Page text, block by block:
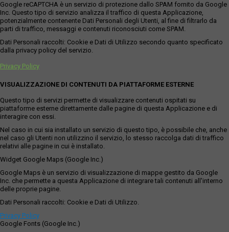
Google reCAPTCHA è un servizio di protezione dallo SPAM fornito da Google
Inc. Questo tipo di servizio analizza il traffico di questa Applicazione,
potenzialmente contenente Dati Personali degli Utenti, al fine di filtrarlo da
parti di traffico, messaggi e contenuti riconosciuti come SPAM.
Dati Personali raccolti: Cookie e Dati di Utilizzo secondo quanto specificato
dalla privacy policy del servizio.
Privacy Policy
VISUALIZZAZIONE DI CONTENUTI DA PIATTAFORME ESTERNE
Questo tipo di servizi permette di visualizzare contenuti ospitati su
piattaforme esterne direttamente dalle pagine di questa Applicazione e di
interagire con essi.
Nel caso in cui sia installato un servizio di questo tipo, è possibile che, anche
nel caso gli Utenti non utilizzino il servizio, lo stesso raccolga dati di traffico
relativi alle pagine in cui è installato.
Widget Google Maps (Google Inc.)
Google Maps è un servizio di visualizzazione di mappe gestito da Google
Inc. che permette a questa Applicazione di integrare tali contenuti all'interno
delle proprie pagine.
Dati Personali raccolti: Cookie e Dati di Utilizzo.
Privacy Policy
Google Fonts (Google Inc.)